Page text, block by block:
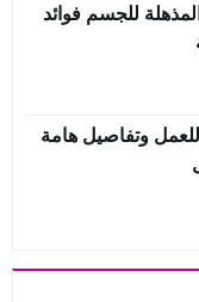
للجسم فوائد
للعمل وتفاصيل هامة